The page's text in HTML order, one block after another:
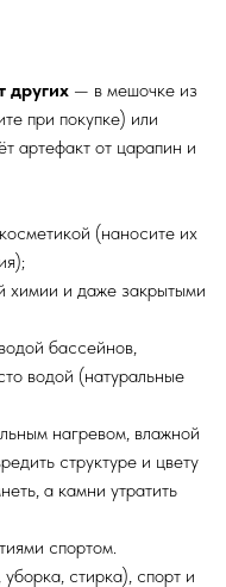
других — в мешочке из
при покупке) или
артефакт от царапин и
(наносите их
химии и даже закрытыми
бассейнов,
водой (натуральные
нагревом, влажной
структуре и цвету
а камни утратить
спортом.
стирка), спорт и